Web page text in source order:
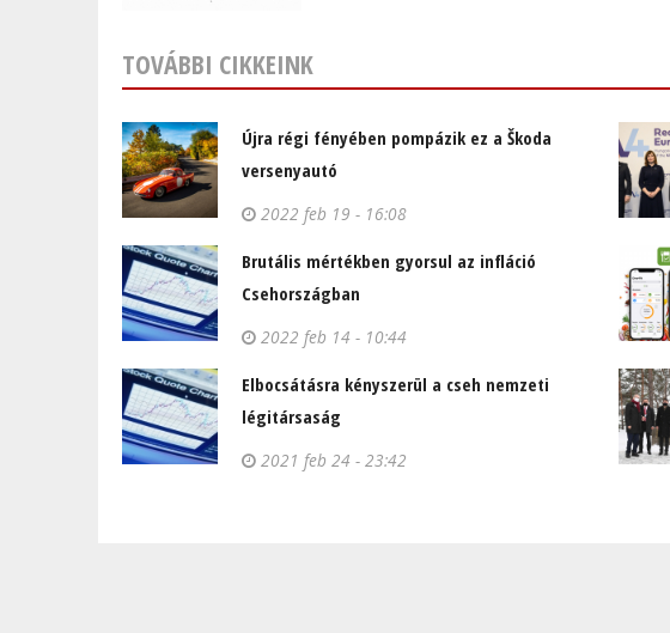
TOVÁBBI CIKKEINK
Újra régi fényében pompázik ez a Škoda
versenyautó
2022 feb 19 - 16:08
Brutális mértékben gyorsul az infláció
Csehországban
2022 feb 14 - 10:44
Elbocsátásra kényszerül a cseh nemzeti
légitársaság
2021 feb 24 - 23:42